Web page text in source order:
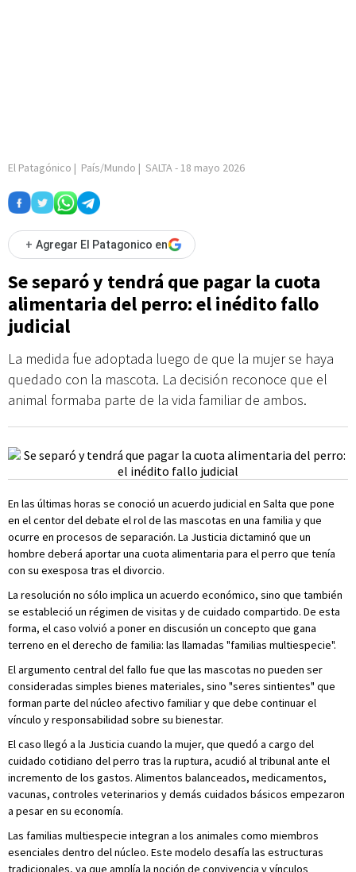
El Patagónico | País/Mundo | SALTA- 18 mayo 2026
+ Agregar El Patagonico en
Se separó y tendrá que pagar la cuota
alimentaria del perro: el inédito fallo
judicial
La medida fue adoptada luego de que la mujer se haya
quedado con la mascota. La decisión reconoce que el
animal formaba parte de la vida familiar de ambos.
En las últimas horas se conoció un acuerdo judicial en Salta que pone
en el centor del debate el rol de las mascotas en una familia y que
ocurre en procesos de separación. La Justicia dictaminó que un
hombre deberá aportar una cuota alimentaria para el perro que tenía
con su exesposa tras el divorcio.
La resolución no sólo implica un acuerdo económico, sino que también
se estableció un régimen de visitas y de cuidado compartido. De esta
forma, el caso volvió a poner en discusión un concepto que gana
terreno en el derecho de familia: las llamadas "familias multiespecie".
El argumento central del fallo fue que las mascotas no pueden ser
consideradas simples bienes materiales, sino "seres sintientes" que
forman parte del núcleo afectivo familiar y que debe continuar el
vínculo y responsabilidad sobre su bienestar.
El caso llegó a la Justicia cuando la mujer, que quedó a cargo del
cuidado cotidiano del perro tras la ruptura, acudió al tribunal ante el
incremento de los gastos. Alimentos balanceados, medicamentos,
vacunas, controles veterinarios y demás cuidados básicos empezaron
a pesar en su economía.
Las familias multiespecie integran a los animales como miembros
esenciales dentro del núcleo. Este modelo desafía las estructuras
tradicionales, ya que amplía la noción de convivencia y vínculos